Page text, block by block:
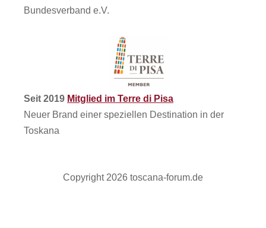
Bundesverband e.V.
Seit 2019 Mitglied im Terre di Pisa
Neuer Brand einer speziellen Destination in der
Toskana
Copyright 2026 toscana-forum.de